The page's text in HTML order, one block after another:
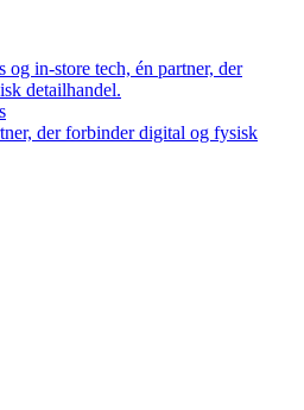
in-store tech, én partner, der
detailhandel.
der forbinder digital og fysisk